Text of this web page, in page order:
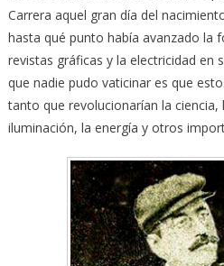
Carrera aquel gran día del
hasta qué punto había avanzado la
revistas gráficas y la electricidad en
que nadie pudo vaticinar es que
tanto que revolucionarían la ciencia,
iluminación, la energía y otros